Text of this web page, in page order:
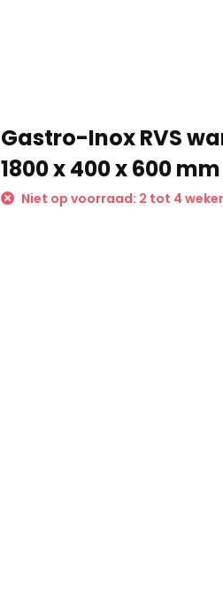
Gastro-Inox RVS
1800 x 400 x 600 mm
Niet op voorraad: 2 tot 4